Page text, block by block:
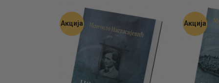
649.
0
рсд.
748.
0
рсд.
Акција Акција